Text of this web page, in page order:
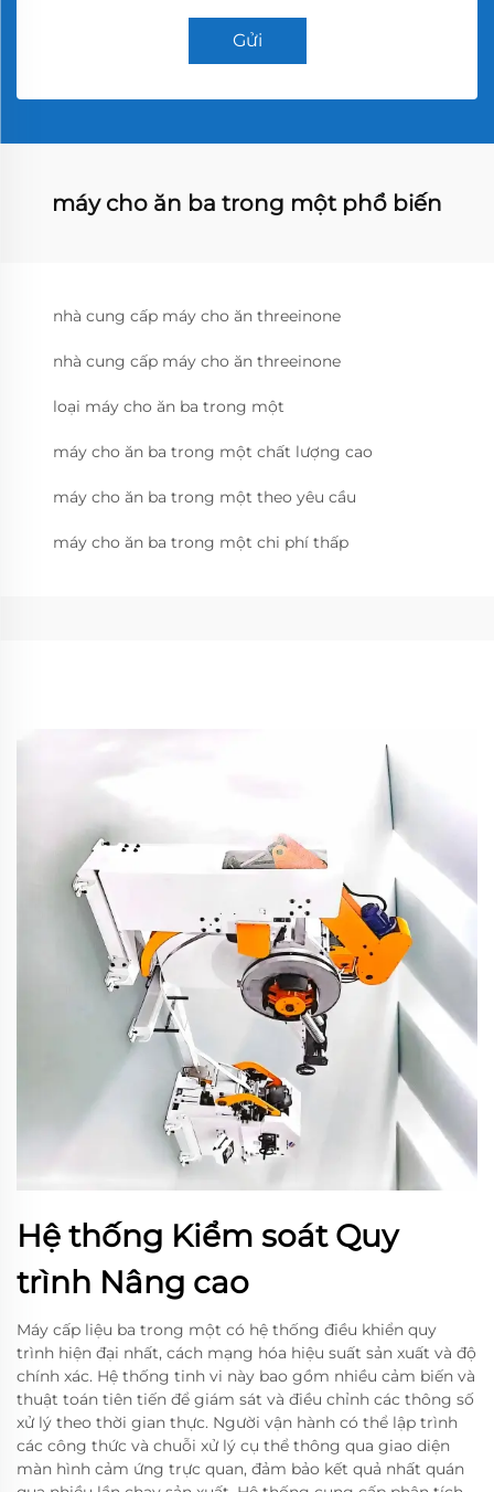
Gửi
máy cho ăn ba trong một phổ biến
nhà cung cấp máy cho ăn threeinone
nhà cung cấp máy cho ăn threeinone
loại máy cho ăn ba trong một
máy cho ăn ba trong một chất lượng cao
máy cho ăn ba trong một theo yêu cầu
máy cho ăn ba trong một chi phí thấp
Hệ thống Kiểm soát Quy
trình Nâng cao
Máy cấp liệu ba trong một có hệ thống điều khiển quy
trình hiện đại nhất, cách mạng hóa hiệu suất sản xuất và độ
chính xác. Hệ thống tinh vi này bao gồm nhiều cảm biến và
thuật toán tiên tiến để giám sát và điều chỉnh các thông số
xử lý theo thời gian thực. Người vận hành có thể lập trình
các công thức và chuỗi xử lý cụ thể thông qua giao diện
màn hình cảm ứng trực quan, đảm bảo kết quả nhất quán